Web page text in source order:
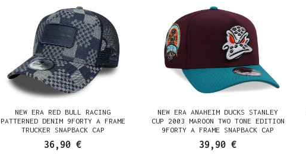
NEW ERA RED BULL RACING
PATTERNED DENIM 9FORTY A FRAME
TRUCKER SNAPBACK CAP
36,90 €
NEW ERA ANAHEIM DUCKS STANLEY
CUP 2003 MAROON TWO TONE EDITION
9FORTY A FRAME SNAPBACK CAP
39,90 €